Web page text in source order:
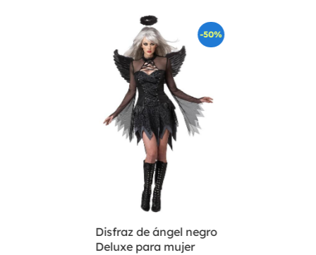
-50%
Disfraz de ángel negro
Deluxe para mujer